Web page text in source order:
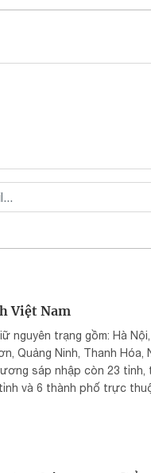
Việt Nam
nguyên trạng gồm: Hà Nội,
Quảng Ninh, Thanh Hóa,
sáp nhập còn 23
và 6 thành phố trực